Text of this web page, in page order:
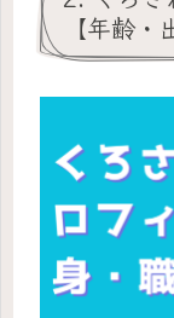
【年齢・